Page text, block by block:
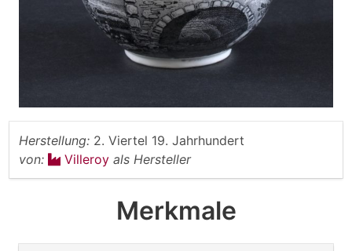
Herstellung: 2. Viertel 19. Jahrhundert
von:
Villeroy als Hersteller
Merkmale